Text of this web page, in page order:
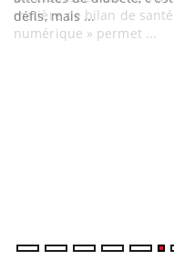
matière de bilan de
numérique » permet ...